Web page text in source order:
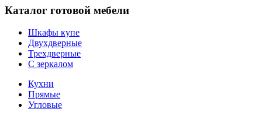
Каталог готовой мебели
Шкафы купе
Двухдверные
Трехдверные
С зеркалом
Кухни
Прямые
Угловые